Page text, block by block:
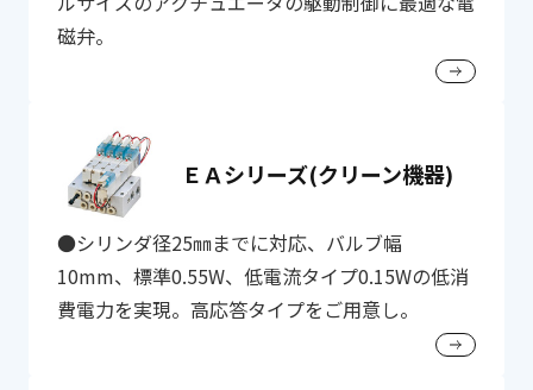
磁弁。
ＥＡシリーズ(クリーン機器)
●シリンダ径25㎜までに対応、バルブ幅
10mm、標準0.55W、低電流タイプ0.15Wの低消
費電力を実現。高応答タイプをご用意し。